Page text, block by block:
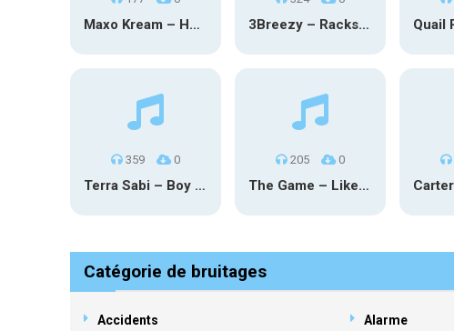
Maxo Kream – HOW TF I’M LUCKY 3Breezy – Racks On You
359 0
Terra Sabi – Boy Game X Marcia Cruz
205 0
The Game – Like Father Like Daughter
Catégorie de bruitages
Accidents Alarme